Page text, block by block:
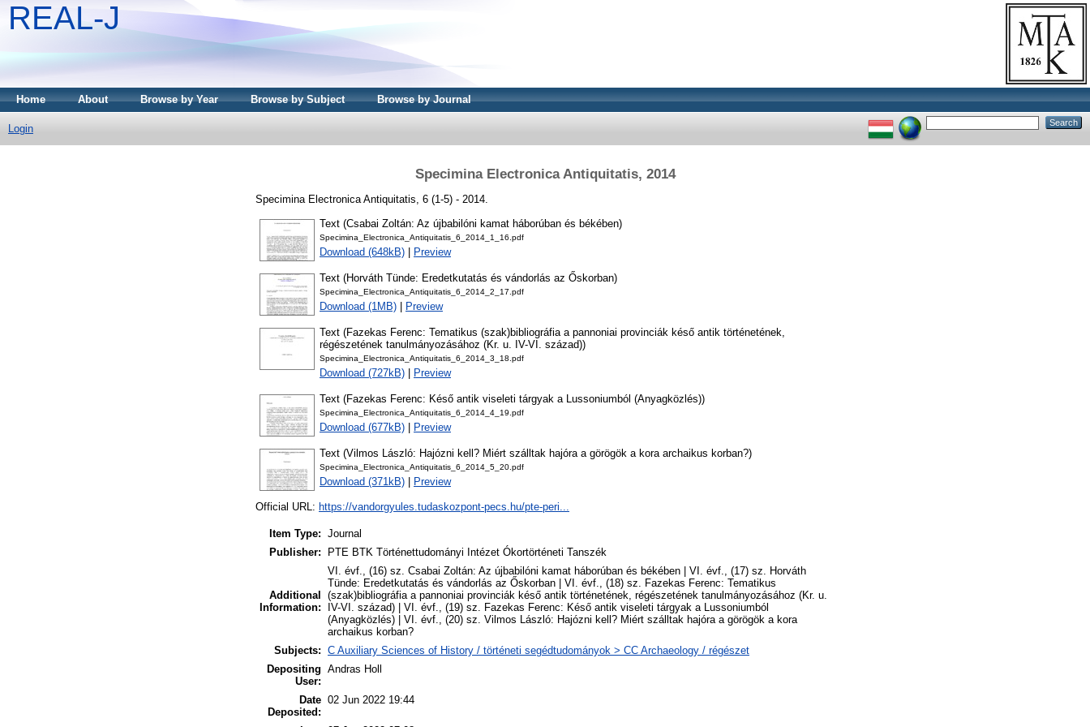
REAL-J
Home About Browse by Year Browse by Subject Browse by Journal
Login
Specimina Electronica Antiquitatis, 2014
Specimina Electronica Antiquitatis, 6 (1-5) - 2014.
Text (Csabai Zoltán: Az újbabilóni kamat háborúban és békében)
Specimina_Electronica_Antiquitatis_6_2014_1_16.pdf
Download (648kB) Preview
Text (Horváth Tünde: Eredetkutatás és vándorlás az Őskorban)
Specimina_Electronica_Antiquitatis_6_2014_2_17.pdf
Download (1MB) Preview
Text (Fazekas Ferenc: Tematikus (szak)bibliográfia a pannoniai provinciák késő antik történetének,
régészetének tanulmányozásához (Kr. u. IV-VI. század))
Specimina_Electronica_Antiquitatis_6_2014_3_18.pdf
Download (727kB) Preview
Text (Fazekas Ferenc: Késő antik viseleti tárgyak a Lussoniumból (Anyagközlés))
Specimina_Electronica_Antiquitatis_6_2014_4_19.pdf
Download (677kB) Preview
Text (Vilmos László: Hajózni kell? Miért szálltak hajóra a görögök a kora archaikus korban?)
Specimina_Electronica_Antiquitatis_6_2014_5_20.pdf
Download (371kB) Preview
Official URL: https://vandorgyules.tudaskozpont-pecs.hu/pte-peri...
Item Type: Journal
Publisher:
PTE BTK Történettudományi Intézet Ókortörténeti Tanszék
Additional
Information:
VI. évf., (16) sz. Csabai Zoltán: Az újbabilóni kamat háborúban és békében | VI. évf., (17) sz. Horváth
Tünde: Eredetkutatás és vándorlás az Őskorban | VI. évf., (18) sz. Fazekas Ferenc: Tematikus
(szak)bibliográfia a pannoniai provinciák késő antik történetének, régészetének tanulmányozásához (Kr. u.
IV-VI. század) | VI. évf., (19) sz. Fazekas Ferenc: Késő antik viseleti tárgyak a Lussoniumból
(Anyagközlés) | VI. évf., (20) sz. Vilmos László: Hajózni kell? Miért szálltak hajóra a görögök a kora
archaikus korban?
Subjects: C Auxiliary Sciences of History / történeti segédtudományok > CC Archaeology / régészet
Depositing
User:
Andras Holl
Date
Deposited:
02 Jun 2022 19:44